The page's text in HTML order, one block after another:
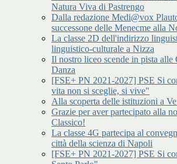
Natura Viva di Pastrengo
Dalla redazione Medi@vox
successone delle Menecme alla
La classe 2D dell'indirizzo
linguistico-culturale a Nizza
Il nostro liceo scende in pista alle
Danza
[FSE+ PN 2021-2027] PSE Si
vita non si sceglie, si vive"
Alla scoperta delle istituzioni a
Grazie per aver partecipato alla
Classico!
La classe 4G partecipa al
città della scienza di Napoli
[FSE+ PN 2021-2027] PSE Si